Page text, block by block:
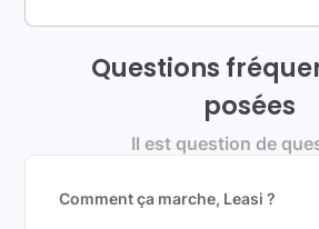
Questions
posées
Il est question de
Comment ça marche, Leasi ?